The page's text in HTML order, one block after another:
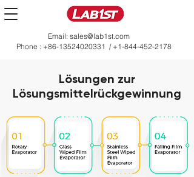
Email: sales@lab1st.com
Phone : +86-13524020331 / +1-844-452-2178
Lösungen zur
Lösungsmittelrückgewinnung